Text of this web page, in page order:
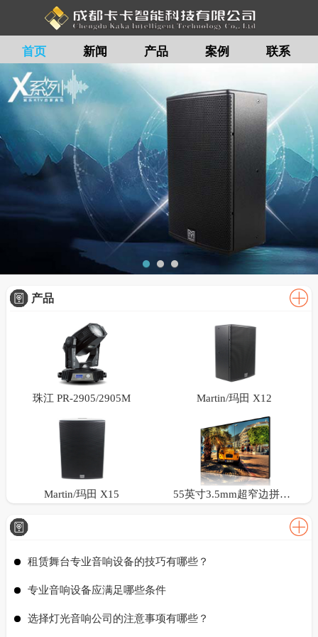
首页 新闻 产品 案例 联系
留言
产品
珠江 PR-2905/2905M Martin/玛田 X12
Martin/玛田 X15 55英寸3.5mm超窄边拼接屏
租赁舞台专业音响设备的技巧有哪些？
专业音响设备应满足哪些条件
选择灯光音响公司的注意事项有哪些？